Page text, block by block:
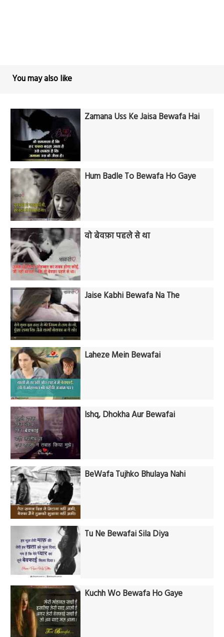
You may also like
Zamana Uss Ke Jaisa Bewafa Hai
Hum Badle To Bewafa Ho Gaye
वो बेवफ़ा पहले से था
Jaise Kabhi Bewafa Na The
Laheze Mein Bewafai
Ishq, Dhokha Aur Bewafai
BeWafa Tujhko Bhulaya Nahi
Tu Ne Bewafai Sila Diya
Kuchh Wo Bewafa Ho Gaye